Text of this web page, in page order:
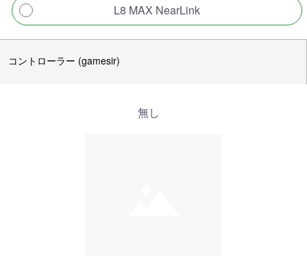
L8 MAX NearLink
コントローラー (gamesir)
無し